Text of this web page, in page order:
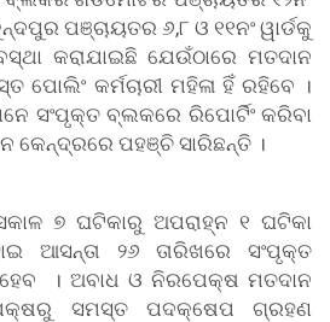
ପଞ୍ଚାୟତର ୬,୮ ଓ ୧୧ନଂ ୱାର୍ଡକୁ
କରାଯାଇଛି ଯେଉଁଠାରେ ମତଦାନ
ପୋଲିଂ କର୍ମଚାରୀ ମହିଳା ହିଁ ରହିବେ ।
ସଂପୃକ୍ତ ବ୍ଲକରେ ରିପୋର୍ଟିଂ କରିବା
କେନ୍ଦ୍ରରେ ପହଞ୍ଚି ସାରିଛନ୍ତି ।
୭ ଘଟିକାରୁ ଅପରାହ୍ନ ୧ ଘଟିକା
ଆସନ୍ତା ୨୬ ତାରିଖରେ ସଂପୃକ୍ତ
। ଅବାଧ ଓ ନିରପେକ୍ଷ ମତଦାନ
ସମସ୍ତ ପଦକ୍ଷେପ ଗ୍ରହଣ